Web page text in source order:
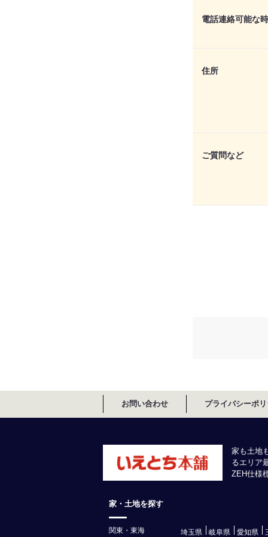
電話連絡可能な
住所
ご質問など
お問い合わせ プライバシーポ
家も土地
るエリア
ZEH仕様
家・土地を探す
関東・東海 埼玉県 岐阜県 愛知県